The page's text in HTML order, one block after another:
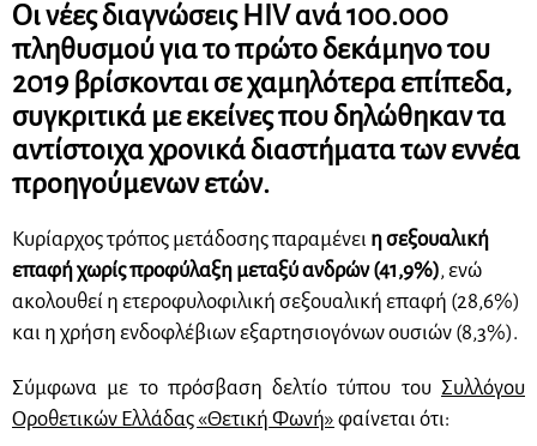
Οι νέες διαγνώσεις HIV ανά 100.000
πληθυσμού για το πρώτο δεκάμηνο του
2019 βρίσκονται σε χαμηλότερα επίπεδα,
συγκριτικά με εκείνες που δηλώθηκαν τα
αντίστοιχα χρονικά διαστήματα των εννέα
προηγούμενων ετών.
Κυρίαρχος τρόπος μετάδοσης παραμένει η σεξουαλική
επαφή χωρίς προφύλαξη μεταξύ ανδρών (41,9%), ενώ
ακολουθεί η ετεροφυλοφιλική σεξουαλική επαφή (28,6%)
και η χρήση ενδοφλέβιων εξαρτησιογόνων ουσιών (8,3%).
Σύμφωνα με το πρόσβαση δελτίο τύπου του Συλλόγου
Οροθετικών Ελλάδας «Θετική Φωνή» φαίνεται ότι: